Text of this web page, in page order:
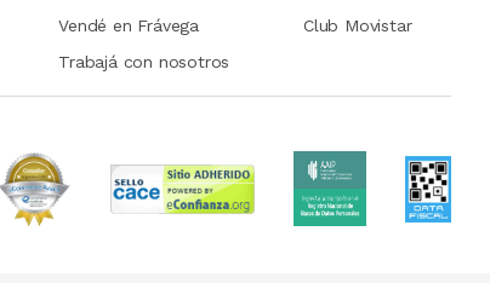
Vendé en Frávega
Trabajá con nosotros
Club Movistar